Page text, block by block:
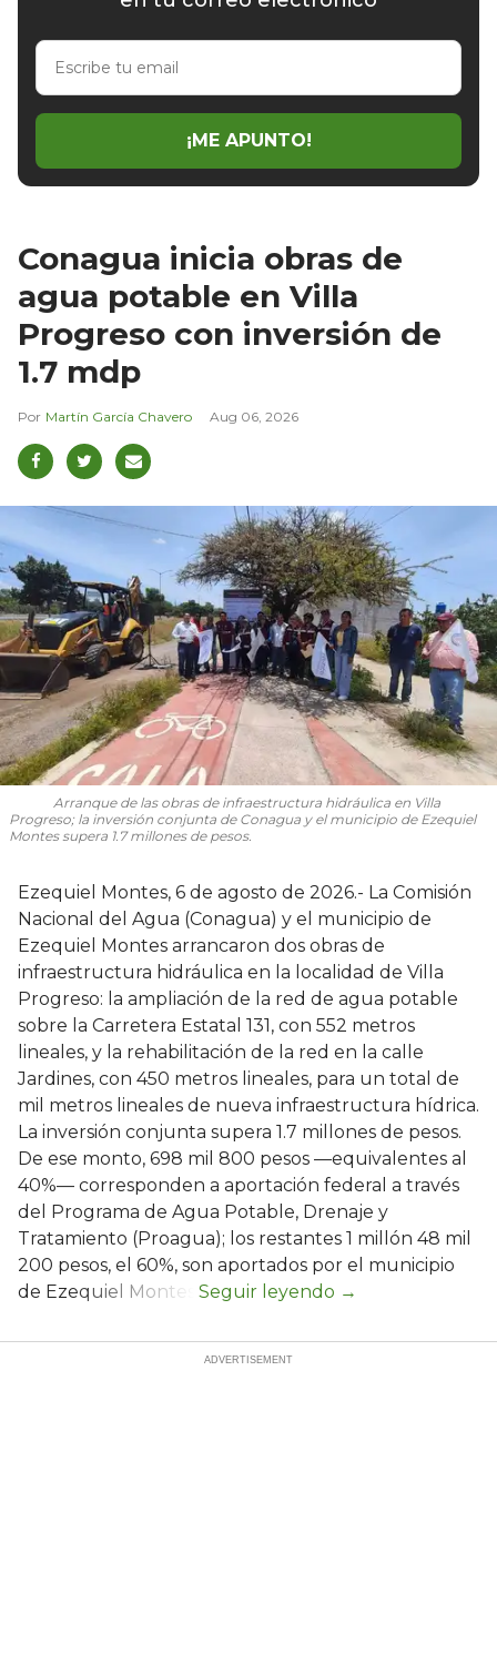
Escribe
email
¡ME APUNTO!
Conagua inicia obras de
agua potable en Villa
Progreso con inversión de
1.7 mdp
Martín García Chavero Aug 06, 2026
Arranque de las obras de infraestructura hidráulica en Villa
Progreso; la inversión conjunta de Conagua y el municipio de Ezequiel
Montes supera 1.7 millones de pesos.
Ezequiel Montes, 6 de agosto de 2026.- La Comisión
Nacional del Agua (Conagua) y el municipio de
Ezequiel Montes arrancaron dos obras de
infraestructura hidráulica en la localidad de Villa
Progreso: la ampliación de la red de agua potable
sobre la Carretera Estatal 131, con 552 metros
lineales, y la rehabilitación de la red en la calle
Jardines, con 450 metros lineales, para un total de
mil metros lineales de nueva infraestructura hídrica.
La inversión conjunta supera 1.7 millones de pesos.
De ese monto, 698 mil 800 pesos —equivalentes al
40%— corresponden a aportación federal a través
del Programa de Agua Potable, Drenaje y
Tratamiento (Proagua); los restantes 1 millón 48 mil
200 pesos, el 60%, son aportados por el municipio
de Ezequiel Montes.